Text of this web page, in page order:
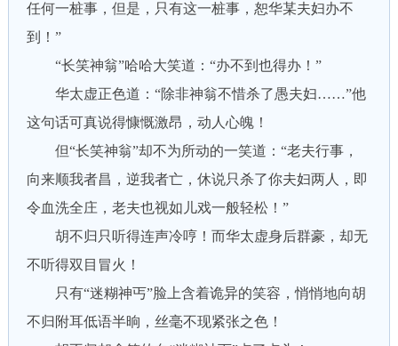
任何一桩事，但是，只有这一桩事，恕华某夫妇办不
到！”
“长笑神翁”哈哈大笑道：“办不到也得办！”
华太虚正色道：“除非神翁不惜杀了愚夫妇……”他
这句话可真说得慷慨激昂，动人心魄！
但“长笑神翁”却不为所动的一笑道：“老夫行事，
向来顺我者昌，逆我者亡，休说只杀了你夫妇两人，即
令血洗全庄，老夫也视如儿戏一般轻松！”
胡不归只听得连声冷哼！而华太虚身后群豪，却无
不听得双目冒火！
只有“迷糊神丐”脸上含着诡异的笑容，悄悄地向胡
不归附耳低语半晌，丝毫不现紧张之色！